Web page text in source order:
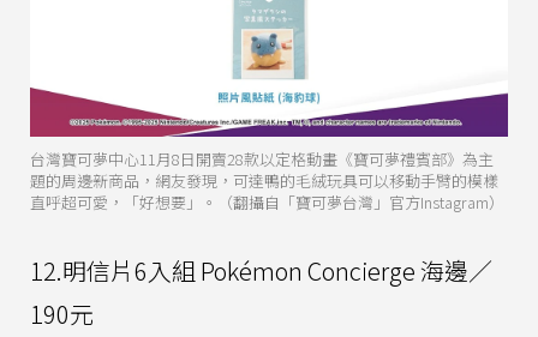
台灣寶可夢中心11月8日開賣28款以定格動畫《寶可夢禮賓部》為主
題的周邊新商品，網友發現，可達鴨的毛絨玩具可以移動手臂的模樣
直呼超可愛，「好想要」。（翻攝自「寶可夢台灣」官方Instagram）
12.明信片6入組 Pokémon Concierge 海邊／
190元